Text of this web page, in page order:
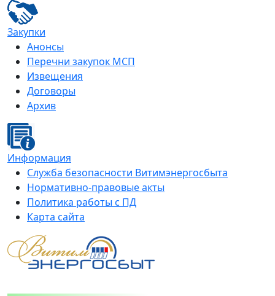
Закупки
Анонсы
Перечни закупок МСП
Извещения
Договоры
Архив
Информация
Служба безопасности Витимэнергосбыта
Нормативно-правовые акты
Политика работы с ПД
Карта сайта